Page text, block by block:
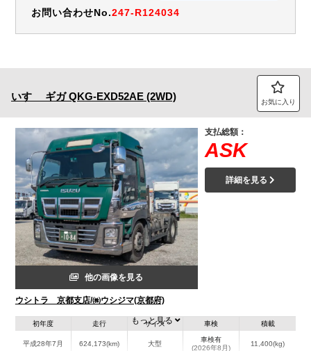
お問い合わせNo.247-R124034
いすゞ ギガ QKG-EXD52AE (2WD) お気に入り
他の画像を見る
ウシトラ 京都支店/㈱ウシジマ(京都府)
支払総額：
ASK
詳細を見る
初年度
平成28年7月
走行
624,173(km)
サイズ
大型
車検
車検有
(2026年8月)
積載
11,400(kg)
もっと見る